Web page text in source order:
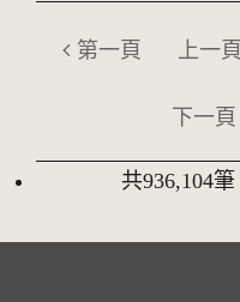
第一頁 上一頁
下一頁
共936,104筆